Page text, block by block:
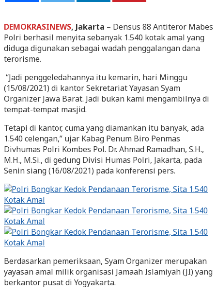
DEMOKRASINEWS, Jakarta – Densus 88 Antiteror Mabes
Polri berhasil menyita sebanyak 1.540 kotak amal yang
diduga digunakan sebagai wadah penggalangan dana
terorisme.
“Jadi penggeledahannya itu kemarin, hari Minggu
(15/08/2021) di kantor Sekretariat Yayasan Syam
Organizer Jawa Barat. Jadi bukan kami mengambilnya di
tempat-tempat masjid.
Tetapi di kantor, cuma yang diamankan itu banyak, ada
1.540 celengan,” ujar Kabag Penum Biro Penmas
Divhumas Polri Kombes Pol. Dr. Ahmad Ramadhan, S.H.,
M.H., M.Si., di gedung Divisi Humas Polri, Jakarta, pada
Senin siang (16/08/2021) pada konferensi pers.
Berdasarkan pemeriksaan, Syam Organizer merupakan
yayasan amal milik organisasi Jamaah Islamiyah (JI) yang
berkantor pusat di Yogyakarta.